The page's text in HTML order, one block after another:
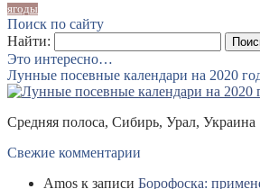
ягоды
Поиск по сайту
Найти:
Это интересно…
Лунные посевные календари на 2020
Средняя полоса, Сибирь, Урал, Украина
Свежие комментарии
Amos к записи Борофоска: